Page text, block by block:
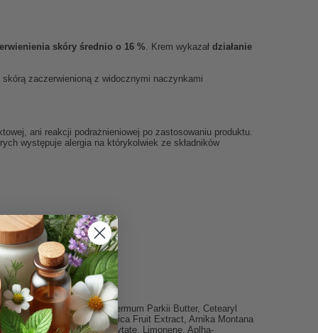
skóry średnio o 16 %. Krem wykazał działanie
zaczerwienioną z widocznymi naczynkami
ani reakcji podrażnieniowej po zastosowaniu produktu.
występuje alergia na którykolwiek ze składników
i wieczorem.
Glycerin, Butyrospermum Parkii Butter, Cetearyl
Extract, Ficus Carica Fruit Extract, Arnika Montana
Parfum, Sodium Phytate, Limonene, Aplha-